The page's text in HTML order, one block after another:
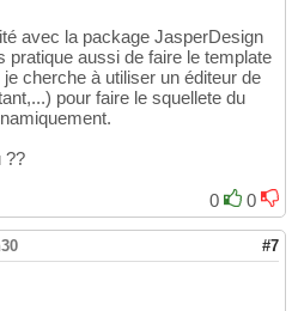
avec la package JasperDesign
pratique aussi de faire le template
cherche à utiliser un éditeur de
pour faire le squellete du
??
0
0
#7